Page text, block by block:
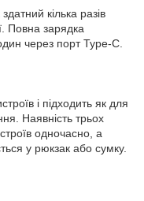
кілька разів
Повна зарядка
через порт Type-C.
і підходить як для
Наявність трьох
одночасно, а
у рюкзак або сумку.